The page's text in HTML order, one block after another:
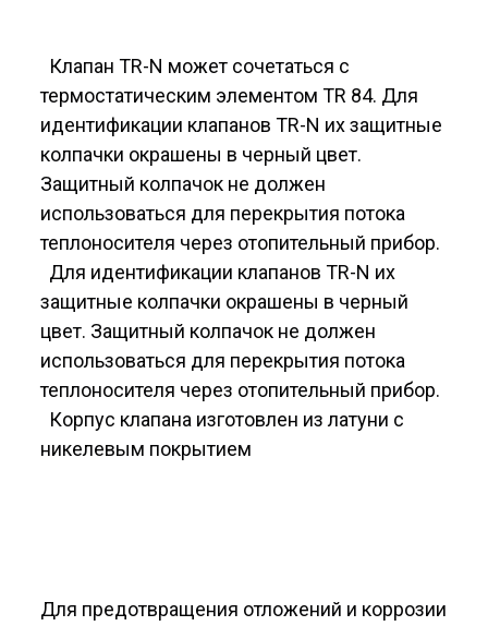
Клапан TR-N может сочетаться с
термостатическим элементом TR 84. Для
идентификации клапанов TR-N их защитные
колпачки окрашены в черный цвет.
Защитный колпачок не должен
использоваться для перекрытия потока
теплоносителя через отопительный прибор.
Для идентификации клапанов TR-N их
защитные колпачки окрашены в черный
цвет. Защитный колпачок не должен
использоваться для перекрытия потока
теплоносителя через отопительный прибор.
Корпус клапана изготовлен из латуни с
никелевым покрытием
Для предотвращения отложений и коррозии